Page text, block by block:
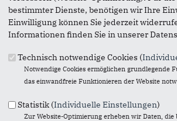
Originales Bild downloaden
« Zurück zur Galerie
bestimmter Dienste, benötigen wir Ihre
Einwilligung können Sie jederzeit
Informationen finden Sie in unserer
Technisch notwendige Cookies (
Notwendige Cookies ermöglichen grundlegende
das einwandfreie Funktionieren der Website
Statistik (Individuelle Einstellungen)
Zur Website-Optimierung erheben wir Daten,